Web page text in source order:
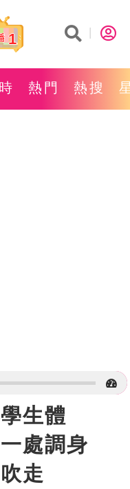
1
熱門 熱搜
生體
處調身
走